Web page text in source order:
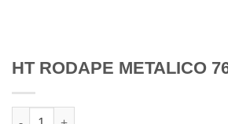
HT RODAPE METALICO
Quantidade de HT RODAPE METALICO